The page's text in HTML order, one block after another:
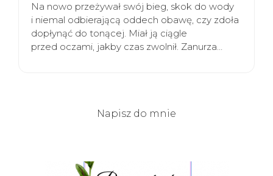
Na nowo przeżywał swój bieg, skok do wody
i niemal odbierającą oddech obawę, czy zdoła
dopłynąć do tonącej. Miał ją ciągle
przed oczami, jakby czas zwolnił. Zanurza…
Napisz do mnie